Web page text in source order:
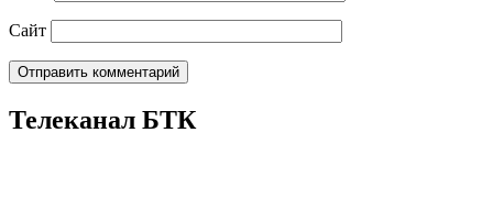
Сайт
Телеканал БТК